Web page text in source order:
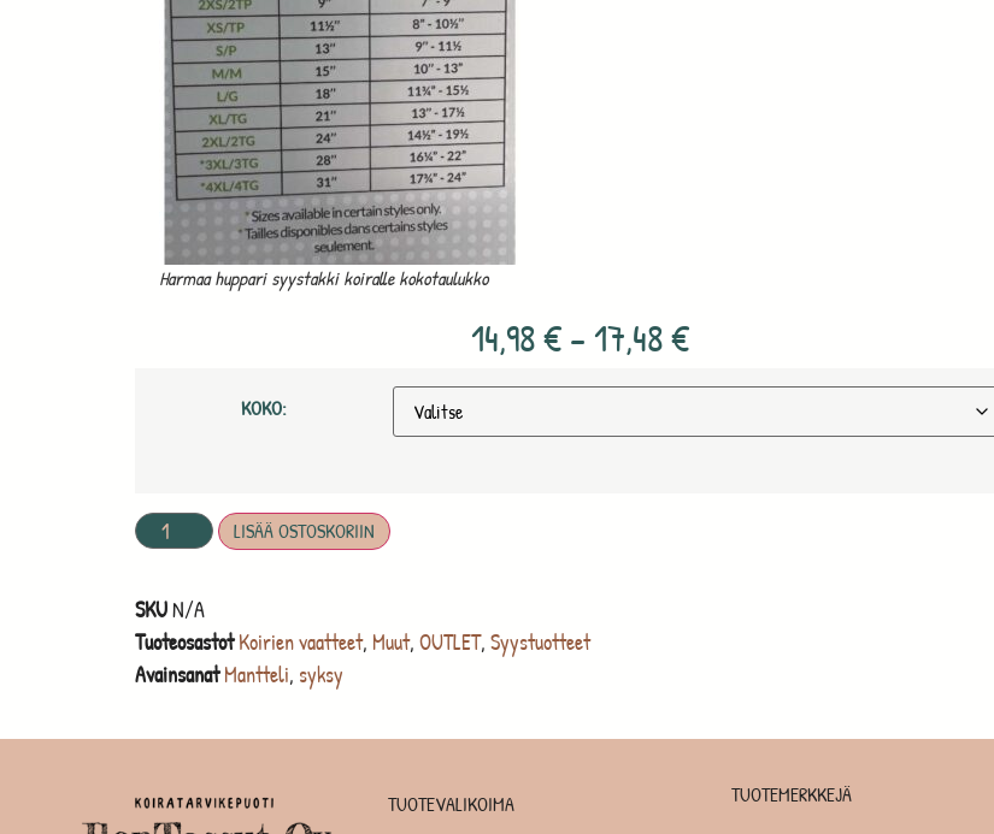
Harmaa huppari syystakki koiralle kokotaulukko
14,98€– 17,48€
KOKO:
LISÄÄ OSTOSKORIIN
SKUN/A
Tuoteosastot Koirien vaatteet, Muut, OUTLET, Syystuotteet
Avainsanat Mantteli, syksy
TUOTEVALIKOIMA TUOTEMERKKEJÄ